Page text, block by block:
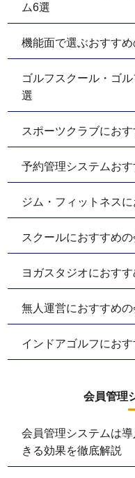
ム6選
機能面で選ぶおすす
ゴルフスクール・ゴ
選
スポーツクラブにお
予約管理システムおす
ジム・フィットネス
スクールにおすすめ
ヨガスタジオにおす
無人運営におすすめ
インドアゴルフにお
会員管理
会員管理システムは
きる効果を徹底解説